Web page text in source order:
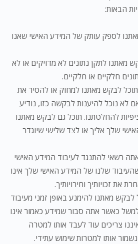
הבאות:
לספק עותק של המידע האישי שאנו
מאתנו לתקן נתונים לא מדויקים או לא
חלקיים או חלקיים.
תוכל לבקש מאתנו למחוק או להסיר את
לא נוכל להיענות לבקשה כזו, נודיע
להחלטתנו. תוכל גם לבקש מאתנו
שלך אליך או לצד שלישי שיוגדר
רשאי להתנגד לעיבוד המידע האישי
שלנו של המידע האישי שלך אינו
את זכויותיך וחירויותיך.
לבקש מאתנו להימנע באופן זמני מעיבוד
כאשר אתה סבור שמידע כאמור אינו
צריכים עוד לעבד אותו למטרה
אותו למטרות שימוש עתידי.